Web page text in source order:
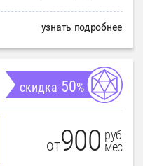
узнать подробнее
скидка 50%
от900 руб
мес